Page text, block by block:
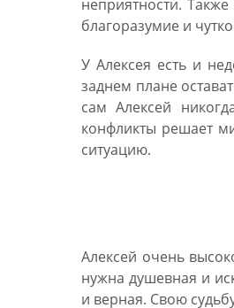
неприятности.
благоразумие и
У Алексея есть и
заднем плане
сам Алексей
конфликты решает
ситуацию.
Алексей очень
нужна душевная и
и верная. Свою